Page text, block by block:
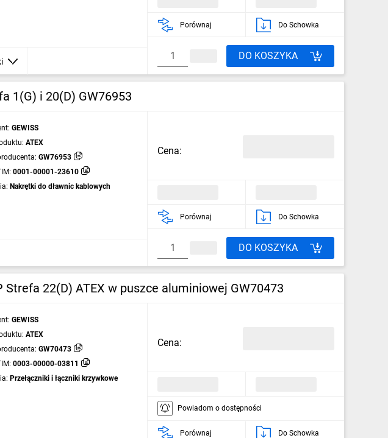
Porównaj Do Schowka
DO KOSZYKA
1(G) i 20(D) GW76953
GEWISS
ATEX
GW76953
0001-00001-23610
Nakrętki do dławnic kablowych
Cena:
Porównaj Do Schowka
DO KOSZYKA
22(D) ATEX w puszce aluminiowej GW70473
GEWISS
ATEX
GW70473
0003-00000-03811
Przełączniki i łączniki krzywkowe
Cena:
Powiadom o dostępności
Porównaj Do Schowka